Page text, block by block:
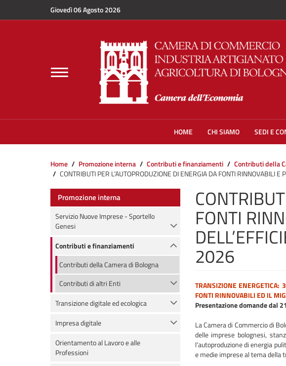
Salta al contenuto principaleGiovedì 06 Agosto 2026
Toggle
navigation
HOME CHI SIAMO SEDI E
Home Promozione interna Contributi e finanziamenti
Contributi della
CONTRIBUTI PER L’AUTOPRODUZIONE DI ENERGIA DA FONTI RINNOVABILI
Promozione interna
Servizio Nuove Imprese - Sportello
Genesi
Contributi e finanziamenti
Contributi della Camera di Bologna
Contributi di altri Enti
Transizione digitale ed ecologica
Impresa digitale
Orientamento al Lavoro e alle
Professioni
FONTI
2026
TRANSIZIONE ENERGETICA:
FONTI RINNOVABILI ED IL
Presentazione domande dal
La Camera di Commercio di
delle imprese bolognesi,
l'autoproduzione di energia
e medie imprese al tema della